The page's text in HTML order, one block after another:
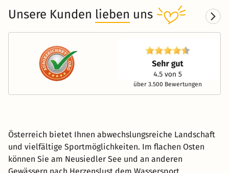
Unsere Kunden lieben uns
über 3.500 Bewertungen
Österreich bietet Ihnen abwechslungsreiche Landschaft
und vielfältige Sportmöglichkeiten. Im flachen Osten
können Sie am Neusiedler See und an anderen